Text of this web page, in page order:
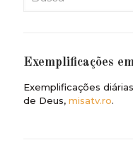
Exemplificações
Exemplificações
de Deus, misatv.ro.